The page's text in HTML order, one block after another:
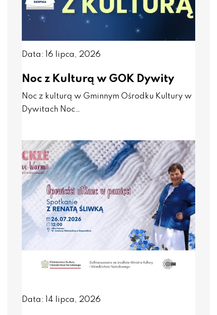
Data: 16 lipca, 2026
Noc z Kulturą w GOK Dywity
Noc z kulturą w Gminnym Ośrodku Kultury w
Dywitach Noc…
Data: 14 lipca, 2026